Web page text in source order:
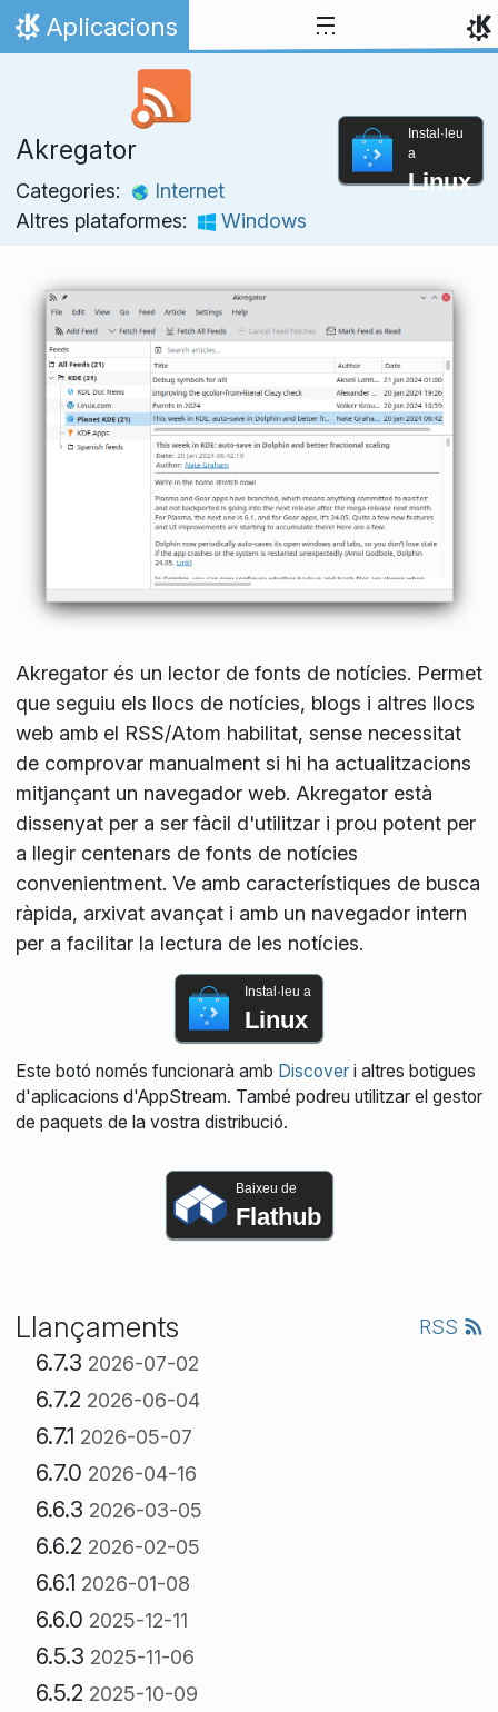
Salta fins al contingut
Inici
Aplicacions
Akregator
Categories:
Internet
Altres plataformes:
Windows
Instal·leu
a
Linux
Akregator és un lector de fonts de notícies. Permet
que seguiu els llocs de notícies, blogs i altres llocs
web amb el RSS/Atom habilitat, sense necessitat
de comprovar manualment si hi ha actualitzacions
mitjançant un navegador web. Akregator està
dissenyat per a ser fàcil d'utilitzar i prou potent per
a llegir centenars de fonts de notícies
convenientment. Ve amb característiques de busca
ràpida, arxivat avançat i amb un navegador intern
per a facilitar la lectura de les notícies.
Instal·leu a
Linux
Este botó només funcionarà amb Discoveri altres botigues
d'aplicacions d'AppStream. També podreu utilitzar el gestor
de paquets de la vostra distribució.
Baixeu de
Flathub
Llançaments RSS
6.7.3 2026-07-02
6.7.2 2026-06-04
6.7.1 2026-05-07
6.7.0 2026-04-16
6.6.3 2026-03-05
6.6.2 2026-02-05
6.6.1 2026-01-08
6.6.0 2025-12-11
6.5.3 2025-11-06
6.5.2 2025-10-09